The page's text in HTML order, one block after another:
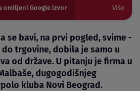
omiljeni Google izvor Više
se bavi, na prvi pogled, svime -
trgovine, dobila je samo u
od države. U pitanju je firma u
dugogodišnjeg
kluba Novi Beograd.